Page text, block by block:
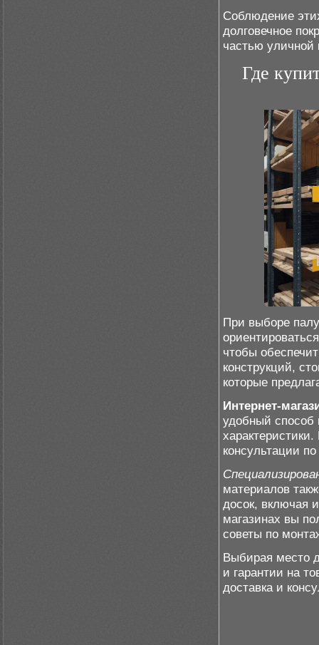
Соблюдение
долговечное
частью уличной
Где
При выборе
чтобы
конструкций,
которые
Интернет-
удобный способ
консультации
материалов
досок, включая
магазинах вы
советы по
Выбирая место
и гарантии на
доставка и